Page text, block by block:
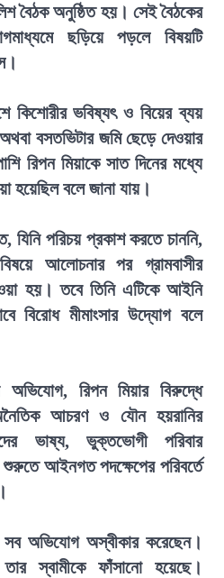
বৈঠক অনুষ্ঠিত হয়। সেই বৈঠকের
ছড়িয়ে পড়লে বিষয়টি
কিশোরীর ভবিষ্যৎ ও বিয়ের ব্যয়
বসতভিটার জমি ছেড়ে দেওয়ার
রিপন মিয়াকে সাত দিনের মধ্যে
হয়েছিল বলে জানা যায়।
যিনি পরিচয় প্রকাশ করতে চাননি,
আলোচনার পর গ্রামবাসীর
হয়। তবে তিনি এটিকে আইনি
বিরোধ মীমাংসার উদ্যোগ বলে
অভিযোগ, রিপন মিয়ার বিরুদ্ধে
আচরণ ও যৌন হয়রানির
ভাষ্য, ভুক্তভোগী পরিবার
আইনগত পদক্ষেপের পরিবর্তে
সব অভিযোগ অস্বীকার করেছেন।
তার স্বামীকে ফাঁসানো হয়েছে।